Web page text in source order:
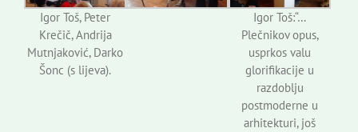
Igor Toš, Peter
Krečič, Andrija
Mutnjaković, Darko
Šonc (s lijeva).
Igor Toš:“…
Plečnikov opus,
usprkos valu
glorifikacije u
razdoblju
postmoderne u
arhitekturi, još